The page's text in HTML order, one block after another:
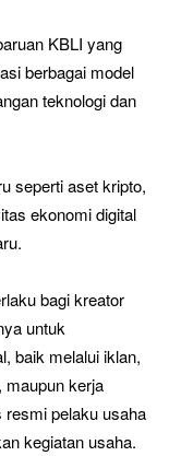
KBLI yang
berbagai model
teknologi dan
seperti aset kripto,
ekonomi digital
bagi kreator
untuk
baik melalui iklan,
maupun kerja
resmi pelaku usaha
kegiatan usaha.